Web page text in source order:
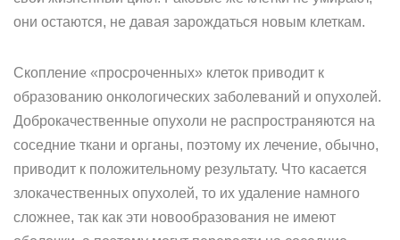
они остаются, не давая зарождаться новым клеткам.
Скопление «просроченных» клеток приводит к
образованию онкологических заболеваний и опухолей.
Доброкачественные опухоли не распространяются на
соседние ткани и органы, поэтому их лечение, обычно,
приводит к положительному результату. Что касается
злокачественных опухолей, то их удаление намного
сложнее, так как эти новообразования не имеют